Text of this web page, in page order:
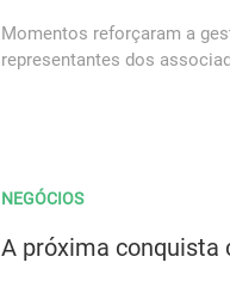
Momentos reforçaram a
representantes dos
NEGÓCIOS
A próxima conquista